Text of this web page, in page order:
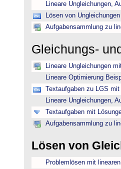
Lineare Ungleichungen,
Lösen von Ungleichungen
Aufgabensammlung zu
Gleichungs-
Lineare Ungleichungen
Lineare Optimierung
Textaufgaben zu LGS
Lineare Ungleichungen,
Textaufgaben mit
Aufgabensammlung zu
Lösen von
Problemlösen mit